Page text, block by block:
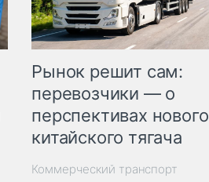
Рынок решит сам:
перевозчики — о
перспективах нового
китайского тягача
Коммерческий транспорт